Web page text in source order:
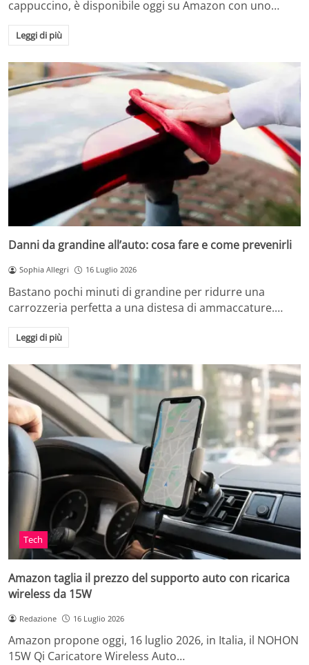
cappuccino, è disponibile oggi su Amazon con uno…
Leggi di più
Danni da grandine all’auto: cosa fare e come prevenirli
Sophia Allegri 16 Luglio 2026
Bastano pochi minuti di grandine per ridurre una
carrozzeria perfetta a una distesa di ammaccature.…
Leggi di più
Tech
Amazon taglia il prezzo del supporto auto con ricarica
wireless da 15W
Redazione 16 Luglio 2026
Amazon propone oggi, 16 luglio 2026, in Italia, il NOHON
15W Qi Caricatore Wireless Auto…